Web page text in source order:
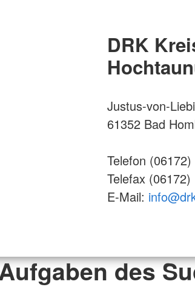
DRK
Justus-von-
61352 Bad
Telefon
Telefax
E-Mail:
des